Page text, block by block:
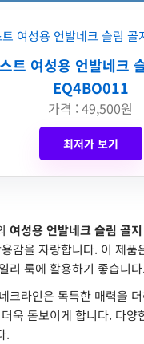
트 여성용 언발네크
EQ4BO011
가격 : 49,500원
최저가 보기
여성용 언발네크 슬림 골
감을 자랑합니다. 이 제품
리 룩에 활용하기 좋습니다.
크라인은 독특한 매력을
욱 돋보이게 합니다. 다양
.